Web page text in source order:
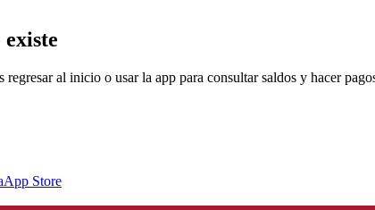
al inicio o usar la app para consultar saldos y hacer
App Store